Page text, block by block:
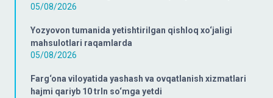
05/08/2026
Yozyovon tumanida yetishtirilgan qishloq xo‘jaligi
mahsulotlari raqamlarda
05/08/2026
Farg‘ona viloyatida yashash va ovqatlanish xizmatlari
hajmi qariyb 10 trln so‘mga yetdi